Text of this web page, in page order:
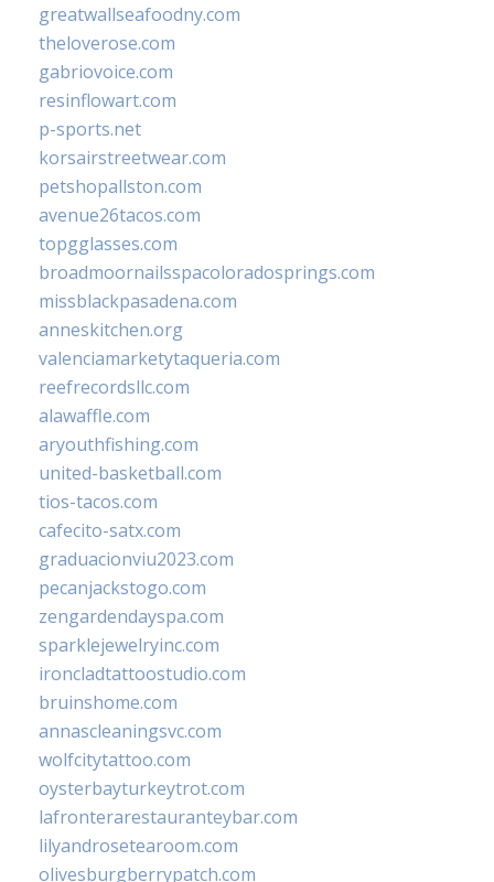
greatwallseafoodny.com
theloverose.com
gabriovoice.com
resinflowart.com
p-sports.net
korsairstreetwear.com
petshopallston.com
avenue26tacos.com
topgglasses.com
broadmoornailsspacoloradosprings.com
missblackpasadena.com
anneskitchen.org
valenciamarketytaqueria.com
reefrecordsllc.com
alawaffle.com
aryouthfishing.com
united-basketball.com
tios-tacos.com
cafecito-satx.com
graduacionviu2023.com
pecanjackstogo.com
zengardendayspa.com
sparklejewelryinc.com
ironcladtattoostudio.com
bruinshome.com
annascleaningsvc.com
wolfcitytattoo.com
oysterbayturkeytrot.com
lafronterarestauranteybar.com
lilyandrosetearoom.com
olivesburgberrypatch.com